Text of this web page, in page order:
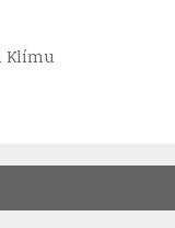
Klímu